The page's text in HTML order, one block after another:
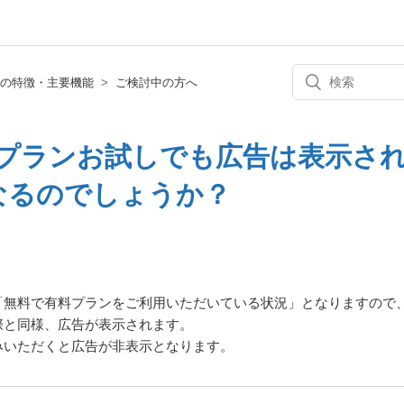
特徴・主要機能 ご検討中の方へ
ランお試しでも広告は表示さ
のでしょうか？
料で有料プランをご利用いただいている状況」となりますので
同様、広告が表示されます。
ただくと広告が非表示となります。